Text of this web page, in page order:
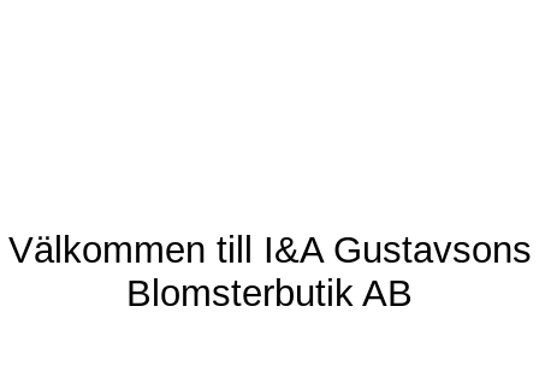
Välkommen till I&A Gustavsons
Blomsterbutik AB